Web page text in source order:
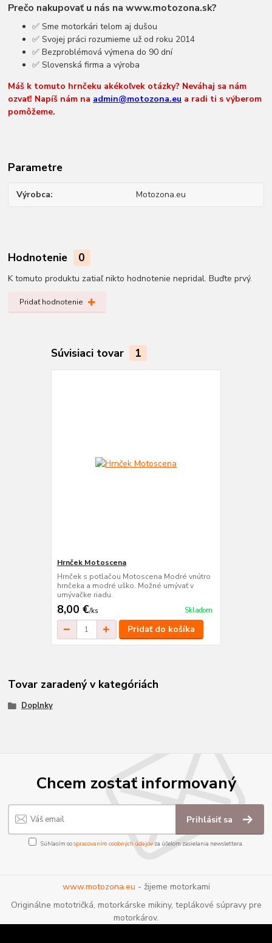
Prečo nakupovať u nás na www.motozona.sk?
✅ Sme motorkári telom aj dušou
✅ Svojej práci rozumieme už od roku 2014
✅ Bezproblémová výmena do 90 dní
✅ Slovenská firma a výroba
Máš k tomuto hrnčeku akékoľvek otázky? Neváhaj sa nám
ozvať! Napíš nám na admin@motozona.eu a radi ti s výberom
pomôžeme.
Parametre
Výrobca Motozona.eu
Hodnotenie 0
K tomuto produktu zatiaľ nikto hodnotenie nepridal. Buďte prvý.
Pridať hodnotenie
Súvisiaci tovar 1
Hrnček Motoscena
Hrnček s potlačou Motoscena Modré vnútro
hrnčeka a modré uško. Možné umývať v
umývačke riadu.
8,00 €/ks Skladom
Pridať do košíka
Tovar zaradený v kategóriách
Doplnky
Chcem zostať informovaný
Prihlásiť sa
Súhlasím sospracovaním osobných údajov za účelom zasielania newslettera.
www.motozona.eu - žijeme motorkami
Originálne mototričká, motorkárske mikiny, teplákové súpravy pre
motorkárov.